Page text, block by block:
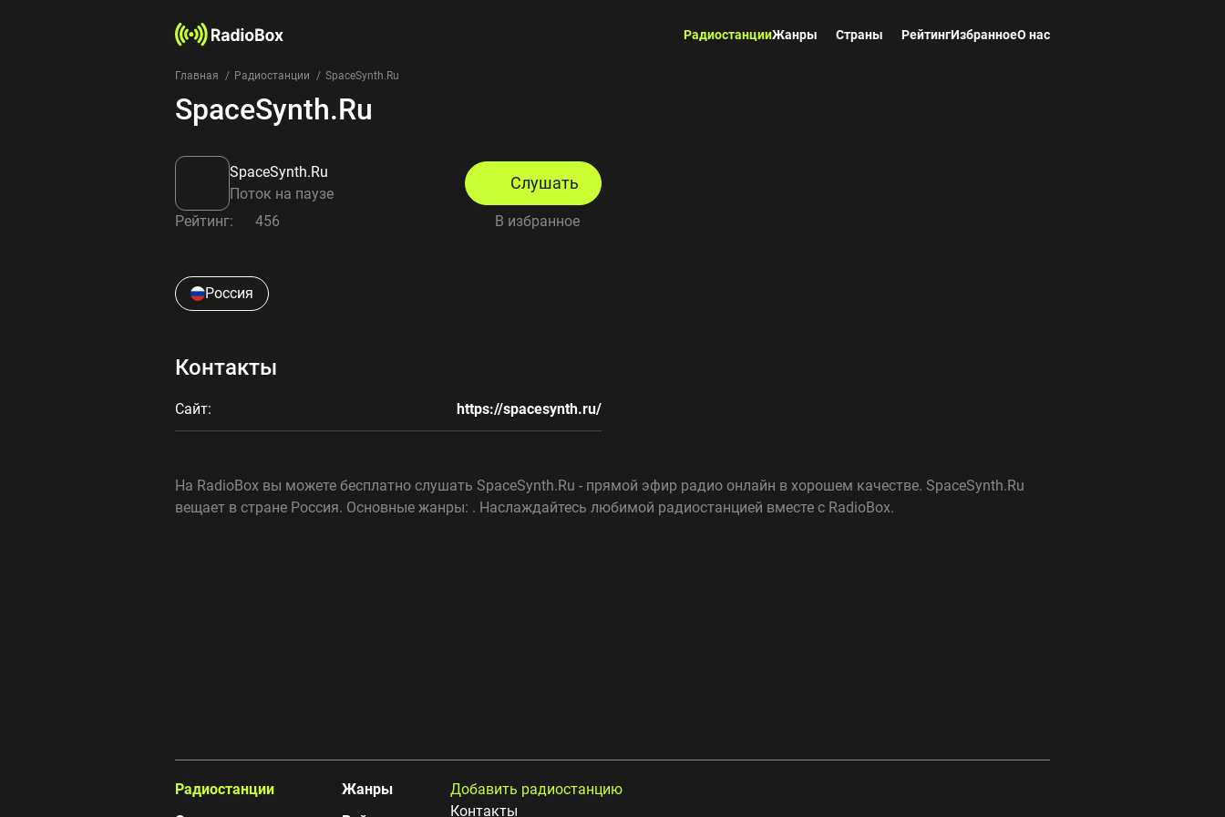
РадиостанцииЖанры Страны РейтингИзбранноеО нас
Главная Радиостанции SpaceSynth.Ru
SpaceSynth.Ru
SpaceSynth.Ru
Поток на паузе
Слушать
Рейтинг: 456 В избранное
Россия
Контакты
Сайт: https://spacesynth.ru/
На RadioBox вы можете бесплатно слушать SpaceSynth.Ru - прямой эфир радио онлайн в хорошем качестве. SpaceSynth.Ru
вещает в стране Россия. Основные жанры: . Наслаждайтесь любимой радиостанцией вместе с RadioBox.
Радиостанции
Жанры
Добавить радиостанцию
Контакты